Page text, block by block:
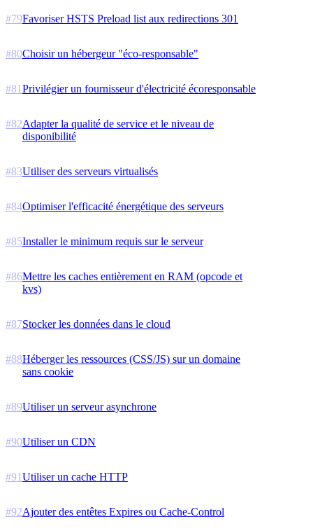
#79Favoriser HSTS Preload list aux redirections 301
#80Choisir un hébergeur "éco-responsable"
#81Privilégier un fournisseur d'électricité écoresponsable
#82Adapter la qualité de service et le niveau de
disponibilité
#83Utiliser des serveurs virtualisés
#84Optimiser l'efficacité énergétique des serveurs
#85Installer le minimum requis sur le serveur
#86Mettre les caches entièrement en RAM (opcode et
kvs)
#87Stocker les données dans le cloud
#88Héberger les ressources (CSS/JS) sur un domaine
sans cookie
#89Utiliser un serveur asynchrone
#90Utiliser un CDN
#91Utiliser un cache HTTP
#92Ajouter des entêtes Expires ou Cache-Control